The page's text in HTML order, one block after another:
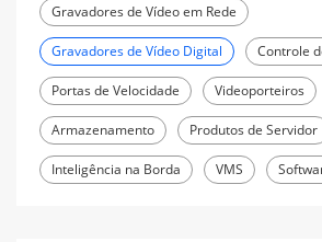
Gravadores de Vídeo em Rede
Gravadores de Vídeo Digital Controle
Portas de Velocidade Videoporteiros
Armazenamento Produtos de Servidor
Inteligência na Borda VMS